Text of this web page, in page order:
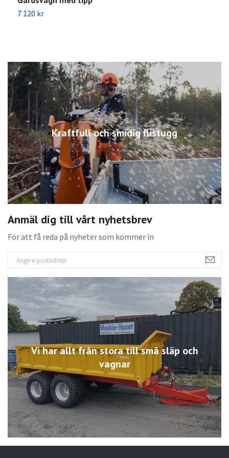
Kraftfull och smidig flistugg
Anmäl dig till vårt nyhetsbrev
För att få reda på nyheter som kommer in
Vi har allt från stora till små släp och
vagnar
7 120 kr